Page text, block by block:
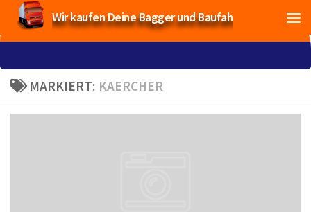
Wir kaufen Deine Bagger und Baufahrzeuge!
MARKIERT: KAERCHER